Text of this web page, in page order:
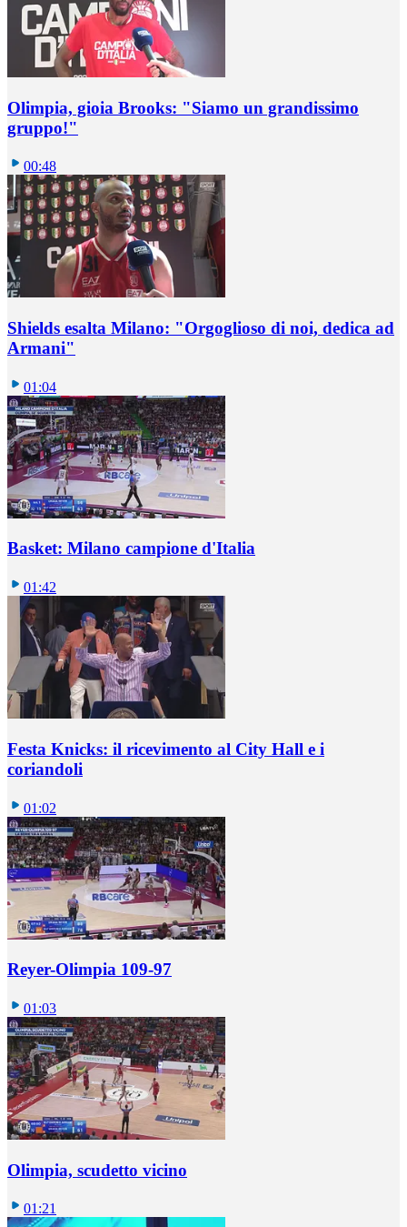
Olimpia, gioia Brooks: "Siamo un grandissimo
gruppo!"
00:48
Shields esalta Milano: "Orgoglioso di noi, dedica ad
Armani"
01:04
Basket: Milano campione d'Italia
01:42
Festa Knicks: il ricevimento al City Hall e i
coriandoli
01:02
Reyer-Olimpia 109-97
01:03
Olimpia, scudetto vicino
01:21